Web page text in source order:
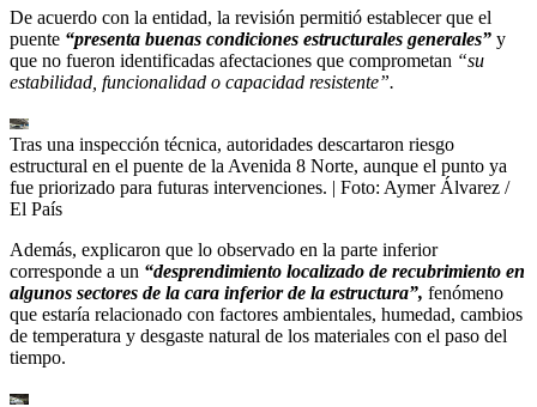
De acuerdo con la entidad, la revisión permitió establecer que el
puente “presenta buenas condiciones estructurales generales” y
que no fueron identificadas afectaciones que comprometan “su
estabilidad, funcionalidad o capacidad resistente”.
Tras una inspección técnica, autoridades descartaron riesgo
estructural en el puente de la Avenida 8 Norte, aunque el punto ya
fue priorizado para futuras intervenciones. | Foto: Aymer Álvarez /
El País
Además, explicaron que lo observado en la parte inferior
corresponde a un “desprendimiento localizado de recubrimiento en
algunos sectores de la cara inferior de la estructura”, fenómeno
que estaría relacionado con factores ambientales, humedad, cambios
de temperatura y desgaste natural de los materiales con el paso del
tiempo.